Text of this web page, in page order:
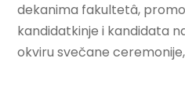
dekanima fakultetâ,
kandidatkinje i kandidata
okviru svečane